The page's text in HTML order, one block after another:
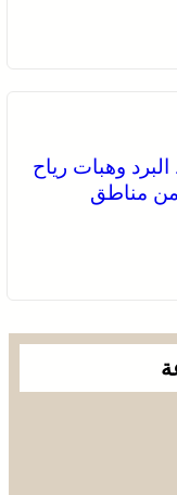
وهبات رياح
من مناطق